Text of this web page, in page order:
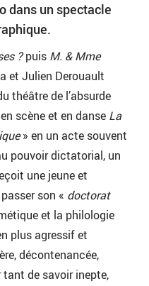
dans un spectacle
?puis M. & Mme
et Julien Derouault
théâtre de l’absurde
scène et en danse La
» en un acte souvent
pouvoir dictatorial, un
une jeune et
son « doctorat
et la philologie
plus agressif et
décontenancée,
tant de savoir inepte,